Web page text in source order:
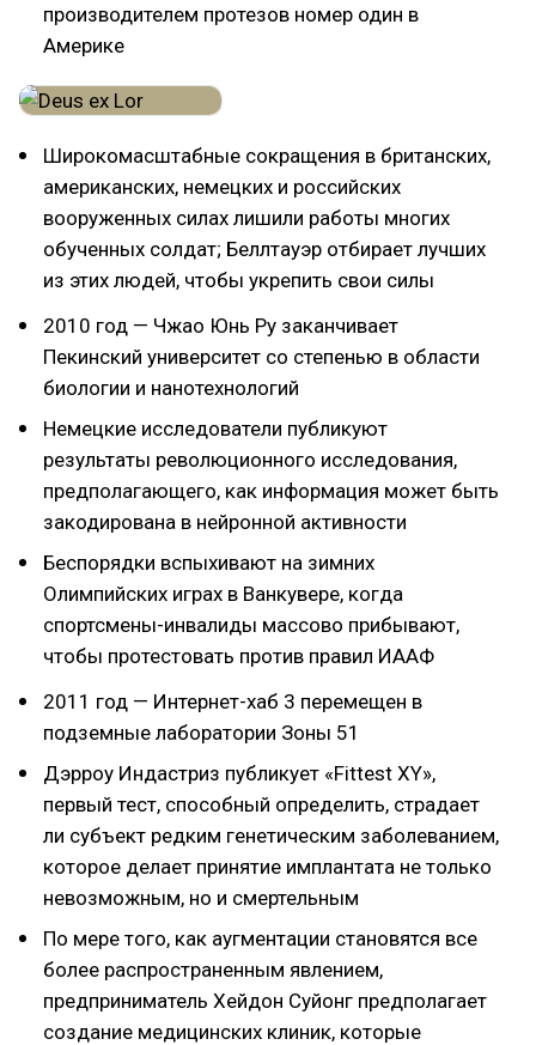
производителем протезов номер один в
Америке
Широкомасштабные сокращения в британских,
американских, немецких и российских
вооруженных силах лишили работы многих
обученных солдат; Беллтауэр отбирает лучших
из этих людей, чтобы укрепить свои силы
2010 год — Чжао Юнь Ру заканчивает
Пекинский университет со степенью в области
биологии и нанотехнологий
Немецкие исследователи публикуют
результаты революционного исследования,
предполагающего, как информация может быть
закодирована в нейронной активности
Беспорядки вспыхивают на зимних
Олимпийских играх в Ванкувере, когда
спортсмены-инвалиды массово прибывают,
чтобы протестовать против правил ИААФ
2011 год — Интернет-хаб 3 перемещен в
подземные лаборатории Зоны 51
Дэрроу Индастриз публикует «Fittest XY»,
первый тест, способный определить, страдает
ли субъект редким генетическим заболеванием,
которое делает принятие имплантата не только
невозможным, но и смертельным
По мере того, как аугментации становятся все
более распространенным явлением,
предприниматель Хейдон Суйонг предполагает
создание медицинских клиник, которые